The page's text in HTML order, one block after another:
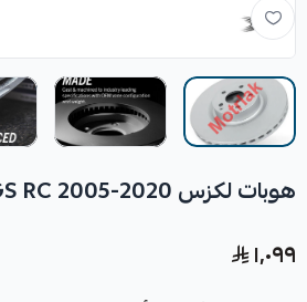
هوبات لكزس GS RC 2005-2020
١٬٠٩٩